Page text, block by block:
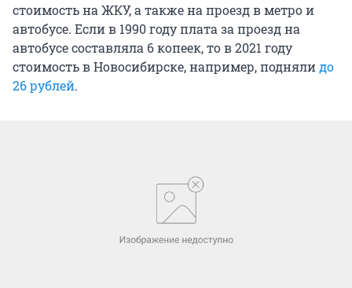
стоимость на ЖКУ, а также на проезд в метро и
автобусе. Если в 1990 году плата за проезд на
автобусе составляла 6 копеек, то в 2021 году
стоимость в Новосибирске, например, поднялидо
26 рублей.